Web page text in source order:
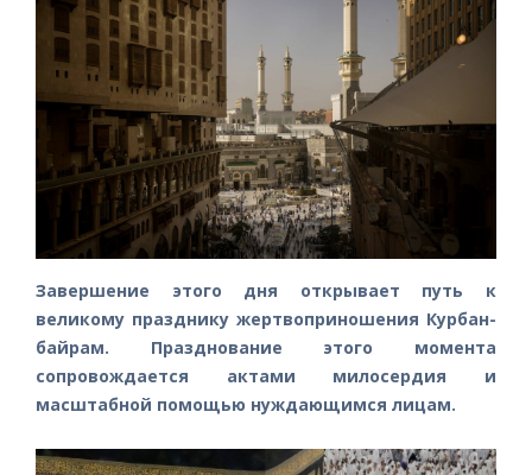
Завершение этого дня открывает путь к
великому празднику жертвоприношения Курбан-
байрам. Празднование этого момента
сопровождается актами милосердия и
масштабной помощью нуждающимся лицам.